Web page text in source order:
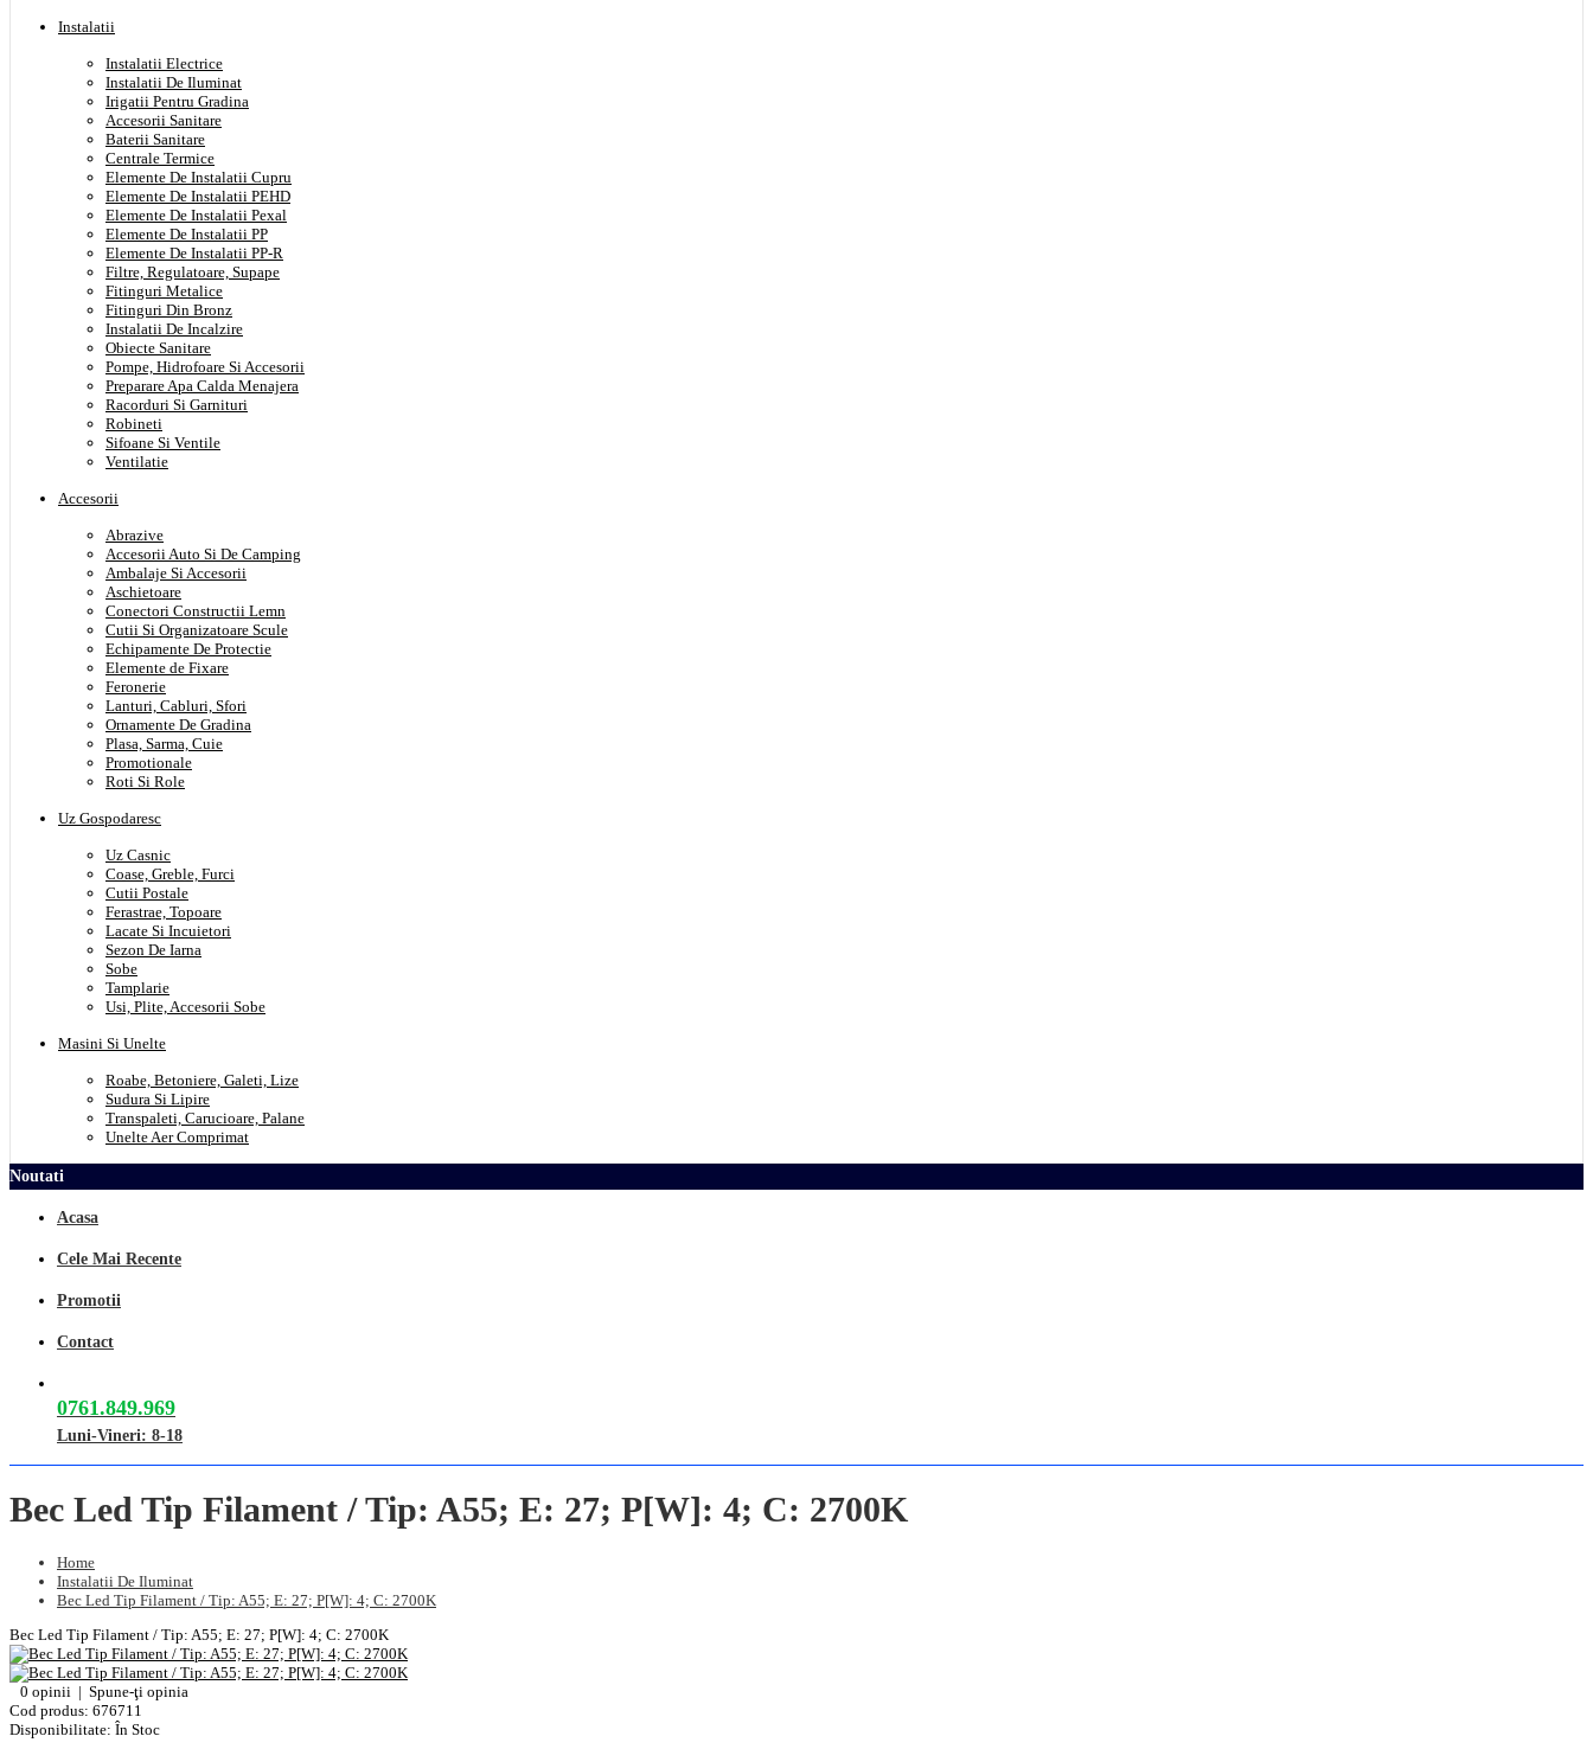
Instalatii
Instalatii Electrice
Instalatii De Iluminat
Irigatii Pentru Gradina
Accesorii Sanitare
Baterii Sanitare
Centrale Termice
Elemente De Instalatii Cupru
Elemente De Instalatii PEHD
Elemente De Instalatii Pexal
Elemente De Instalatii PP
Elemente De Instalatii PP-R
Filtre, Regulatoare, Supape
Fitinguri Metalice
Fitinguri Din Bronz
Instalatii De Incalzire
Obiecte Sanitare
Pompe, Hidrofoare Si Accesorii
Preparare Apa Calda Menajera
Racorduri Si Garnituri
Robineti
Sifoane Si Ventile
Ventilatie
Accesorii
Abrazive
Accesorii Auto Si De Camping
Ambalaje Si Accesorii
Aschietoare
Conectori Constructii Lemn
Cutii Si Organizatoare Scule
Echipamente De Protectie
Elemente de Fixare
Feronerie
Lanturi, Cabluri, Sfori
Ornamente De Gradina
Plasa, Sarma, Cuie
Promotionale
Roti Si Role
Uz Gospodaresc
Uz Casnic
Coase, Greble, Furci
Cutii Postale
Ferastrae, Topoare
Lacate Si Incuietori
Sezon De Iarna
Sobe
Tamplarie
Usi, Plite, Accesorii Sobe
Masini Si Unelte
Roabe, Betoniere, Galeti, Lize
Sudura Si Lipire
Transpaleti, Carucioare, Palane
Unelte Aer Comprimat
Noutati
Acasa
Cele Mai Recente
Promotii
Contact
0761.849.969
Luni-Vineri: 8-18
Bec Led Tip Filament / Tip: A55; E: 27; P[W]: 4; C: 2700K
Home
Instalatii De Iluminat
Bec Led Tip Filament / Tip: A55; E: 27; P[W]: 4; C: 2700K
Bec Led Tip Filament / Tip: A55; E: 27; P[W]: 4; C: 2700K
0 opinii | Spune-ţi opinia
Cod produs: 676711
Disponibilitate: În Stoc